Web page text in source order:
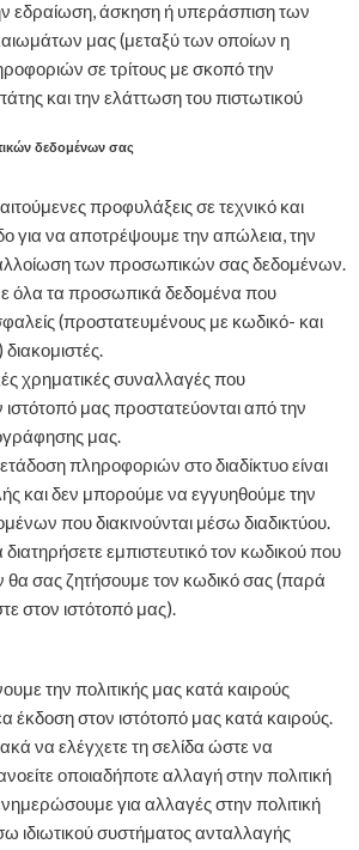
εδραίωση, άσκηση ή υπεράσπιση των
μας (μεταξύ των οποίων η
σε τρίτους με σκοπό την
και την ελάττωση του πιστωτικού
δεδομένων σας
προφυλάξεις σε τεχνικό και
για να αποτρέψουμε την απώλεια, την
των προσωπικών σας δεδομένων.
όλα τα προσωπικά δεδομένα που
(προστατευμένους με κωδικό- και
χρηματικές συναλλαγές που
ιστότοπό μας προστατεύονται από την
μας.
πληροφοριών στο διαδίκτυο είναι
και δεν μπορούμε να εγγυηθούμε την
που διακινούνται μέσω διαδικτύου.
διατηρήσετε εμπιστευτικό τον κωδικού που
θα σας ζητήσουμε τον κωδικό σας (παρά
στον ιστότοπό μας).
την πολιτικής μας κατά καιρούς
έκδοση στον ιστότοπό μας κατά καιρούς.
να ελέγχετε τη σελίδα ώστε να
οποιαδήποτε αλλαγή στην πολιτική
για αλλαγές στην πολιτική
ιδιωτικού συστήματος ανταλλαγής